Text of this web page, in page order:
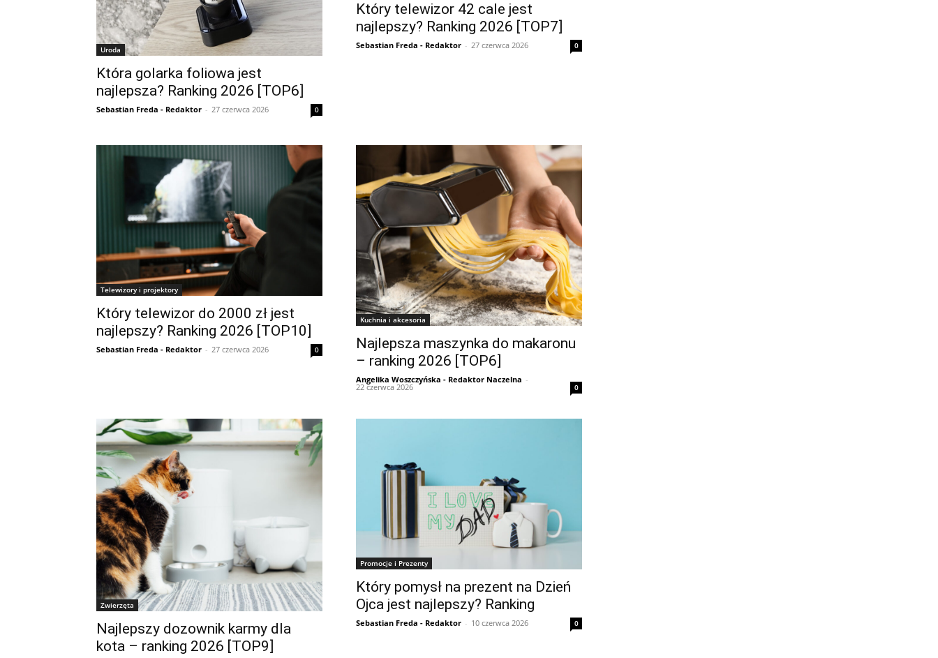
Uroda
Która golarka foliowa jest
najlepsza? Ranking 2026 [TOP6]
Sebastian Freda - Redaktor - 27 czerwca 2026 0
Który telewizor 42 cale jest
najlepszy? Ranking 2026 [TOP7]
Sebastian Freda - Redaktor - 27 czerwca 2026 0
Telewizory i projektory
Który telewizor do 2000 zł jest
najlepszy? Ranking 2026 [TOP10]
Sebastian Freda - Redaktor - 27 czerwca 2026 0
Kuchnia i akcesoria
Najlepsza maszynka do makaronu
– ranking 2026 [TOP6]
Angelika Woszczyńska - Redaktor Naczelna -
22 czerwca 2026 0
Zwierzęta
Najlepszy dozownik karmy dla
kota – ranking 2026 [TOP9]
Promocje i Prezenty
Który pomysł na prezent na Dzień
Ojca jest najlepszy? Ranking
Sebastian Freda - Redaktor - 10 czerwca 2026 0